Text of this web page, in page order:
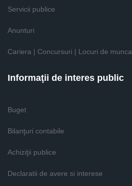
Servicii publice
Anunturi
Cariera | Concursuri | Locuri de munca
Informaţii de interes public
Buget
Bilanţuri contabile
Achiziţii publice
Declaratii de avere si interese